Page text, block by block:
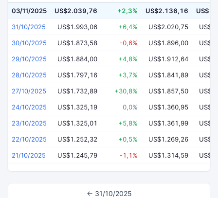
03/11/2025 US$2.039,76 +2,3% US$2.136,16
31/10/2025 US$1.993,06 +6,4% US$2.020,75
30/10/2025 US$1.873,58 -0,6% US$1.896,00
29/10/2025 US$1.884,00 +4,8% US$1.912,64
28/10/2025 US$1.797,16 +3,7% US$1.841,89
27/10/2025 US$1.732,89 +30,8% US$1.857,50
24/10/2025 US$1.325,19 0,0% US$1.360,95
23/10/2025 US$1.325,01 +5,8% US$1.361,99
22/10/2025 US$1.252,32 +0,5% US$1.269,26
21/10/2025 US$1.245,79 -1,1% US$1.314,59
← 31/10/2025